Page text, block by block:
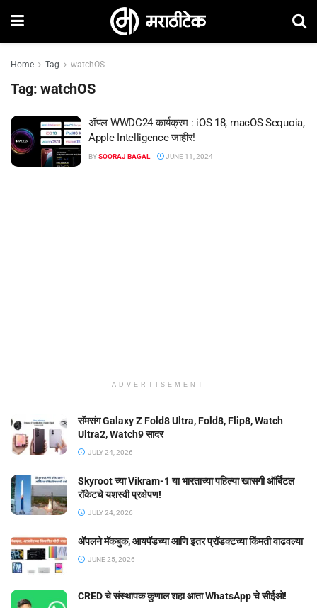
Home Tag watchOS
Tag: watchOS
ॲपल WWDC24 कार्यक्रम : iOS 18, macOS Sequoia,
Apple Intelligence जाहीर!
BYSOORAJ BAGAL JUNE 11, 2024
ADVERTISEMENT
सॅमसंग Galaxy Z Fold8 Ultra, Fold8, Flip8, Watch
Ultra2, Watch9 सादर
JULY 24, 2026
Skyroot च्या Vikram-1 या भारताच्या पहिल्या खासगी ऑर्बिटल
रॉकेटचे यशस्वी प्रक्षेपण!
JULY 24, 2026
ॲपलने मॅकबुक, आयपॅडच्या आणि इतर प्रॉडक्टच्या किंमती वाढवल्या
JUNE 25, 2026
CRED चे संस्थापक कुणाल शहा आता WhatsApp चे सीईओ!